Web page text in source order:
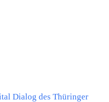
Dialog des Thüringer